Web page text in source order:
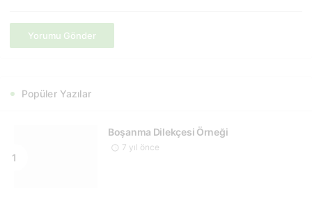
Yorumu Gönder
Popüler Yazılar
Boşanma Dilekçesi Örneği
7 yıl önce